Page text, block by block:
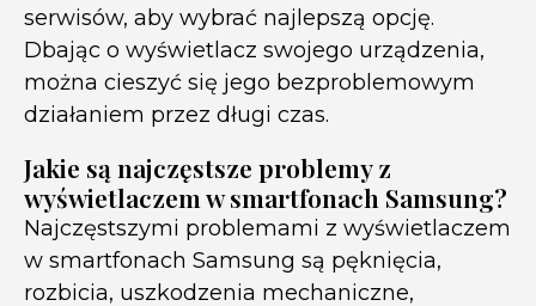
serwisów, aby wybrać najlepszą opcję.
Dbając o wyświetlacz swojego urządzenia,
można cieszyć się jego bezproblemowym
działaniem przez długi czas.
Jakie są najczęstsze problemy z
wyświetlaczem w smartfonach Samsung?
Najczęstszymi problemami z wyświetlaczem
w smartfonach Samsung są pęknięcia,
rozbicia, uszkodzenia mechaniczne,